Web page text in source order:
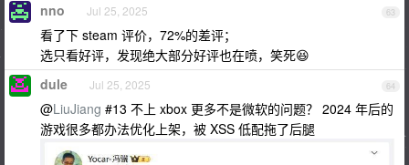
63
nno Jul 25, 2025
看了下 steam 评价，72%的差评；
选只看好评，发现绝大部分好评也在喷，笑死😆
64
dule Jul 25, 2025
@LiuJiang #13 不上 xbox 更多不是微软的问题？ 2024 年后的
游戏很多都办法优化上架，被 XSS 低配拖了后腿